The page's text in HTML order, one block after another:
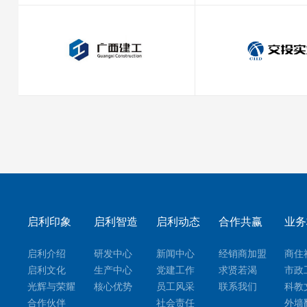
启利印象
启利介绍
启利文化
光辉与荣耀
合作伙伴
启利智造
研发中心
生产中心
核心优势
启利动态
新闻中心
党建工作
员工风采
社会责任
合作共赢
经销商加盟
求贤若渴
联系我们
业
商住
市政
科教
外墙